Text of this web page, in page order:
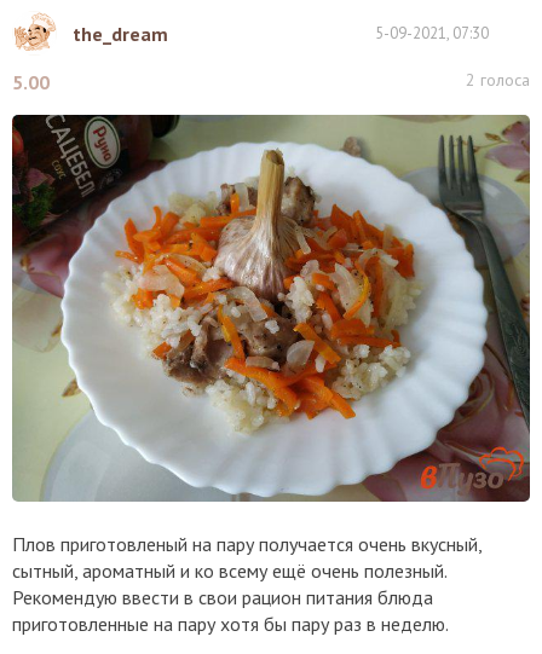
the_dream 5-09-2021, 07:30
5.00 2 голоса
Плов приготовленый на пару получается очень вкусный,
сытный, ароматный и ко всему ещё очень полезный.
Рекомендую ввести в свои рацион питания блюда
приготовленные на пару хотя бы пару раз в неделю.